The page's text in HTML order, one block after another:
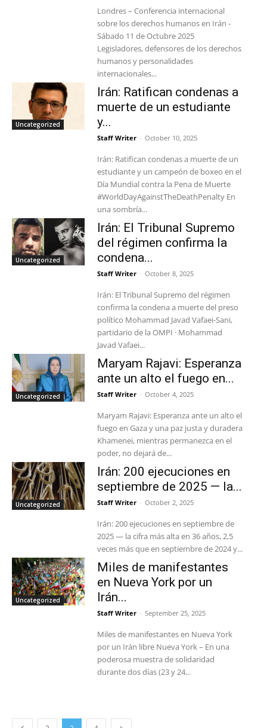
Londres – Conferencia internacional
sobre los derechos humanos en Irán -
Sábado 11 de Octubre 2025
Legisladores, defensores de los derechos
humanos y personalidades
internacionales...
Uncategorized
Irán: Ratifican condenas a
muerte de un estudiante
y...
Staff Writer - October 10, 2025
Irán: Ratifican condenas a muerte de un
estudiante y un campeón de boxeo en el
Día Mundial contra la Pena de Muerte
#WorldDayAgainstTheDeathPenalty En
una sombría...
Uncategorized
Irán: El Tribunal Supremo
del régimen confirma la
condena...
Staff Writer - October 8, 2025
Irán: El Tribunal Supremo del régimen
confirma la condena a muerte del preso
político Mohammad Javad Vafaei-Sani,
partidario de la OMPI · Mohammad
Javad Vafaei...
Uncategorized
Maryam Rajavi: Esperanza
ante un alto el fuego en...
Staff Writer - October 4, 2025
Maryam Rajavi: Esperanza ante un alto el
fuego en Gaza y una paz justa y duradera
Khamenei, mientras permanezca en el
poder, no dejará de...
Uncategorized
Irán: 200 ejecuciones en
septiembre de 2025 — la...
Staff Writer - October 2, 2025
Irán: 200 ejecuciones en septiembre de
2025 — la cifra más alta en 36 años, 2,5
veces más que en septiembre de 2024 y...
Uncategorized
Miles de manifestantes
en Nueva York por un
Irán...
Staff Writer - September 25, 2025
Miles de manifestantes en Nueva York
por un Irán libre Nueva York – En una
poderosa muestra de solidaridad
durante dos días (23 y 24...